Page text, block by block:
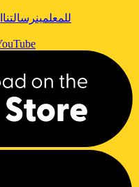
للمعلمينرسالتنا